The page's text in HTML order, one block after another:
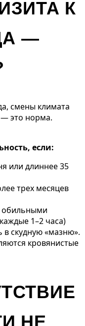
К
—
смены климата
это норма.
если:
или длиннее 35
трех месяцев
обильными
1–2 часа)
в скудную «мазню».
кровянистые